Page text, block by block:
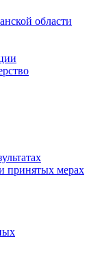
области
принятых мерах